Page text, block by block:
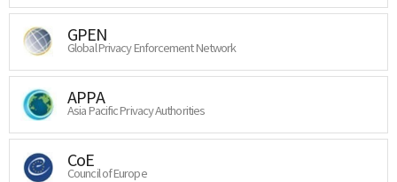
GPEN
Global Privacy Enforcement Network
APPA
Asia Pacific Privacy Authorities
CoE
Council of Europe